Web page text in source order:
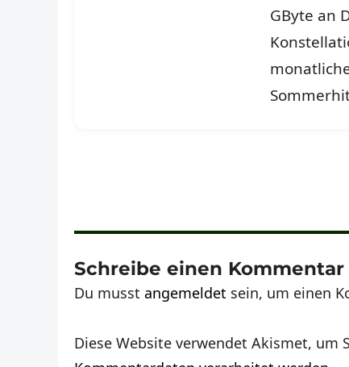
GByte an
Schreibe einen Kommentar
Du musst angemeldet sein, um einen
Diese Website verwendet Akismet, um